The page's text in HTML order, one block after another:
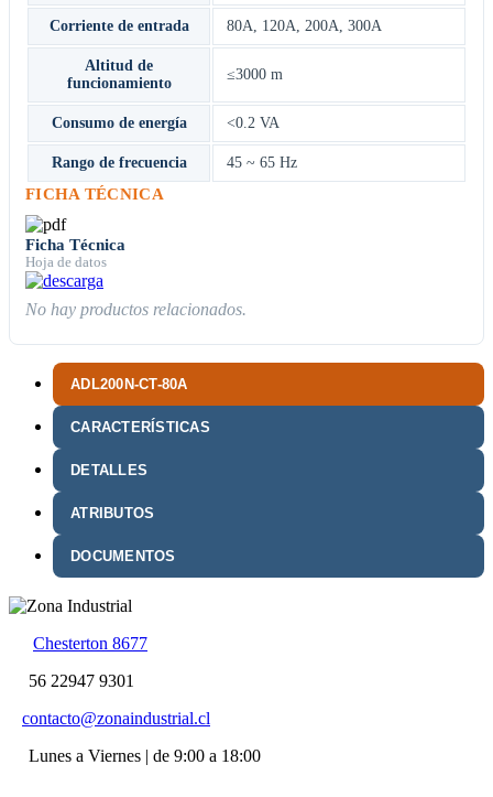
ADL200N-CT-80A
CARACTERÍSTICAS
DETALLES
ATRIBUTOS
DOCUMENTOS
Corriente de entrada 80A, 120A, 200A, 300A
Altitud de
funcionamiento
≤3000 m
Consumo de energía <0.2 VA
Rango de frecuencia 45 ~ 65 Hz
FICHA TÉCNICA
Ficha Técnica
Hoja de datos
No hay productos relacionados.
Chesterton 8677
56 22947 9301
contacto@zonaindustrial.cl
Lunes a Viernes | de 9:00 a 18:00